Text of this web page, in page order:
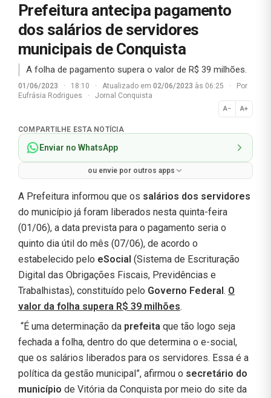
Prefeitura antecipa pagamento
dos salários de servidores
municipais de Conquista
A folha de pagamento supera o valor de R$ 39 milhões.
01/06/2023 · 18:10 · Atualizado em 02/06/2023 às 06:25 ·
Por
Eufrásia Rodrigues
· Jornal Conquista
A− A+
Normal
COMPARTILHE ESTA NOTÍCIA
Enviar no WhatsApp
ou envie por outros apps
A Prefeitura informou que os salários dos servidores
do município já foram liberados nesta quinta-feira
(01/06), a data prevista para o pagamento seria o
quinto dia útil do mês (07/06), de acordo o
estabelecido pelo eSocial (Sistema de Escrituração
Digital das Obrigações Fiscais, Previdências e
Trabalhistas), constituído pelo Governo Federal. O
valor da folha supera R$ 39 milhões.
“É uma determinação da prefeita que tão logo seja
fechada a folha, dentro do que determina o e-social,
que os salários liberados para os servidores. Essa é a
política da gestão municipal”, afirmou o secretário do
município de Vitória da Conquista por meio do site da